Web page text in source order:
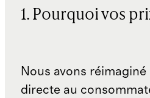
1. Pourquoi vos
Nous avons
directe au